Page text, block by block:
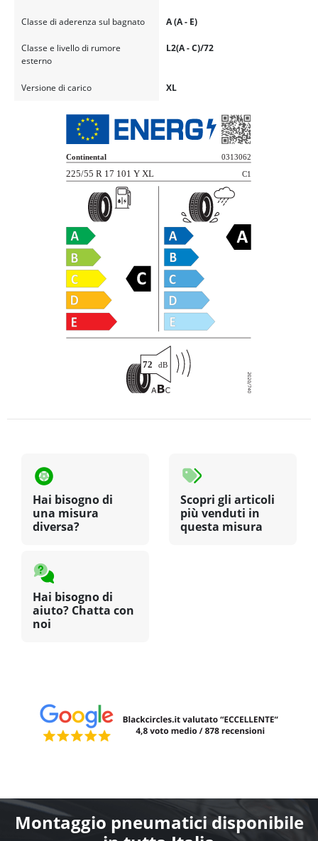
Classe di aderenza sul bagnato A (A - E)
Classe e livello di rumore
esterno
L2(A - C)/72
Versione di carico XL
Hai bisogno di
una misura
diversa?
Scopri gli articoli
più venduti in
questa misura
Hai bisogno di
aiuto? Chatta con
noi
Montaggio pneumatici disponibile